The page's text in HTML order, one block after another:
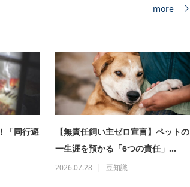
more
「同行避
【無責任飼い主ゼロ宣言】ペットの
一生涯を預かる「6つの責任」...
2026.07.28 豆知識